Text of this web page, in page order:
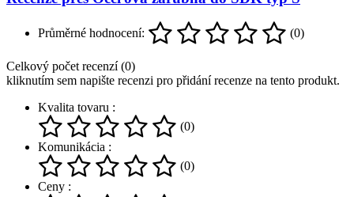
Průměrné hodnocení: (0)
Celkový počet recenzí (0)
kliknutím sem napište recenzi pro přidání recenze na tento produkt.
Kvalita tovaru :
(0)
Komunikácia :
(0)
Ceny :